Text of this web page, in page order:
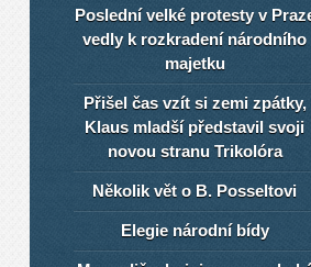
Poslední velké protesty v
vedly k rozkradení národního
majetku
Přišel čas vzít si zemi zpátky,
Klaus mladší představil svoji
novou stranu Trikolóra
Několik vět o B. Posseltovi
Elegie národní bídy